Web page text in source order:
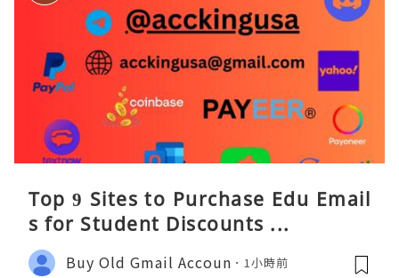
Top 9 Sites to Purchase Edu Email
s for Student Discounts ...
Buy Old Gmail Accoun 1小時前